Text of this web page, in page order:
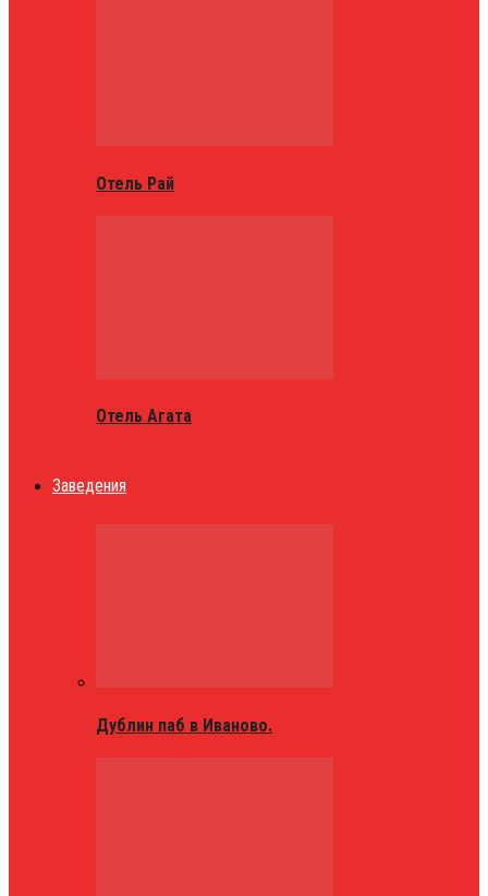
Отель Рай
Отель Агата
Заведения
Дублин паб в Иваново.